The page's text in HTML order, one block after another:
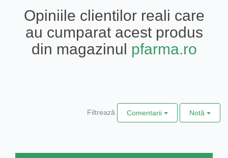
Opiniile clientilor reali care
au cumparat acest produs
din magazinul pfarma.ro
Filtrează Comentarii Notă